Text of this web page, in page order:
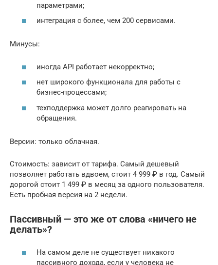
параметрами;
интеграция с более, чем 200 сервисами.
Минусы:
иногда API работает некорректно;
нет широкого функционала для работы с
бизнес-процессами;
техподдержка может долго реагировать на
обращения.
Версии: только облачная.
Стоимость: зависит от тарифа. Самый дешевый
позволяет работать вдвоем, стоит 4 999 ₽ в год. Самый
дорогой стоит 1 499 ₽ в месяц за одного пользователя.
Есть пробная версия на 2 недели.
Пассивный — это же от слова «ничего не
делать»?
На самом деле не существует никакого
пассивного дохода, если у человека не